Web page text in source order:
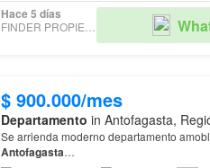
Hace 5 días
FINDER PROPIEDADES
$ 900.000/mes
Departamento in Antofagasta,
Se arrienda moderno departamento
Antofagasta…